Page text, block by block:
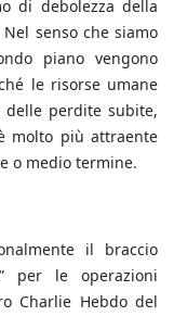
di debolezza della
senso che siamo
piano vengono
le risorse umane
delle perdite subite,
molto più attraente
o medio termine.
il braccio
per le operazioni
Charlie Hebdo del